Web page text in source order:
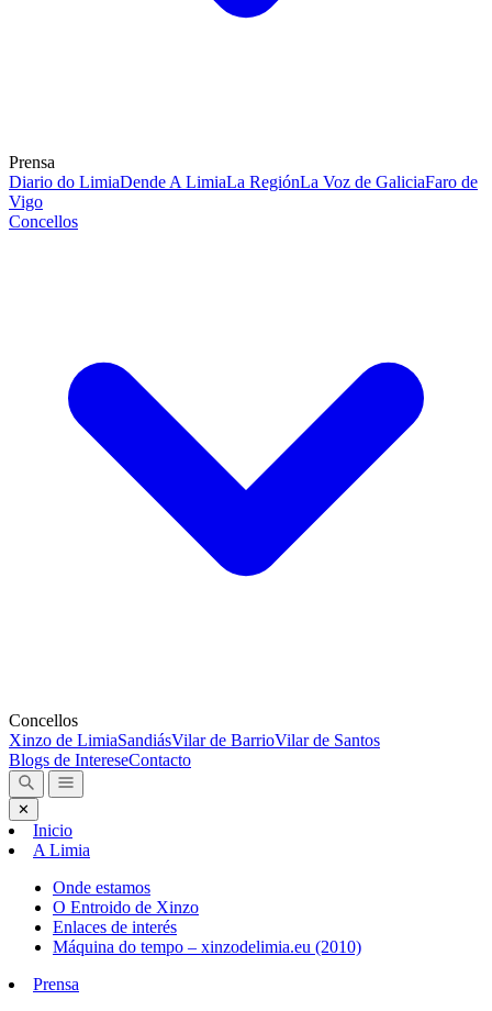
Prensa
Diario do LimiaDende A LimiaLa RegiónLa Voz de GaliciaFaro de
Vigo
Concellos
Concellos
Xinzo de LimiaSandiásVilar de BarrioVilar de Santos
Blogs de IntereseContacto
✕
Inicio
A Limia
Onde estamos
O Entroido de Xinzo
Enlaces de interés
Máquina do tempo – xinzodelimia.eu (2010)
Prensa